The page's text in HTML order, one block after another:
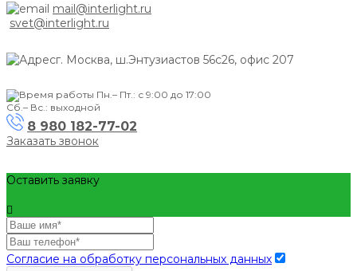
mail@interlight.ru
svet@interlight.ru
г. Москва, ш.Энтузиастов 56с26, офис 207
Пн.– Пт.: с 9:00 до 17:00
Сб.– Вс.: выходной
8 980 182-77-02
Заказать звонок
Оставить заявку
Согласие на обработку персональных данных